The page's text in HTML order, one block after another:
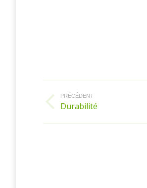
articlePRÉCÉDENT
Article
:
Durabilité